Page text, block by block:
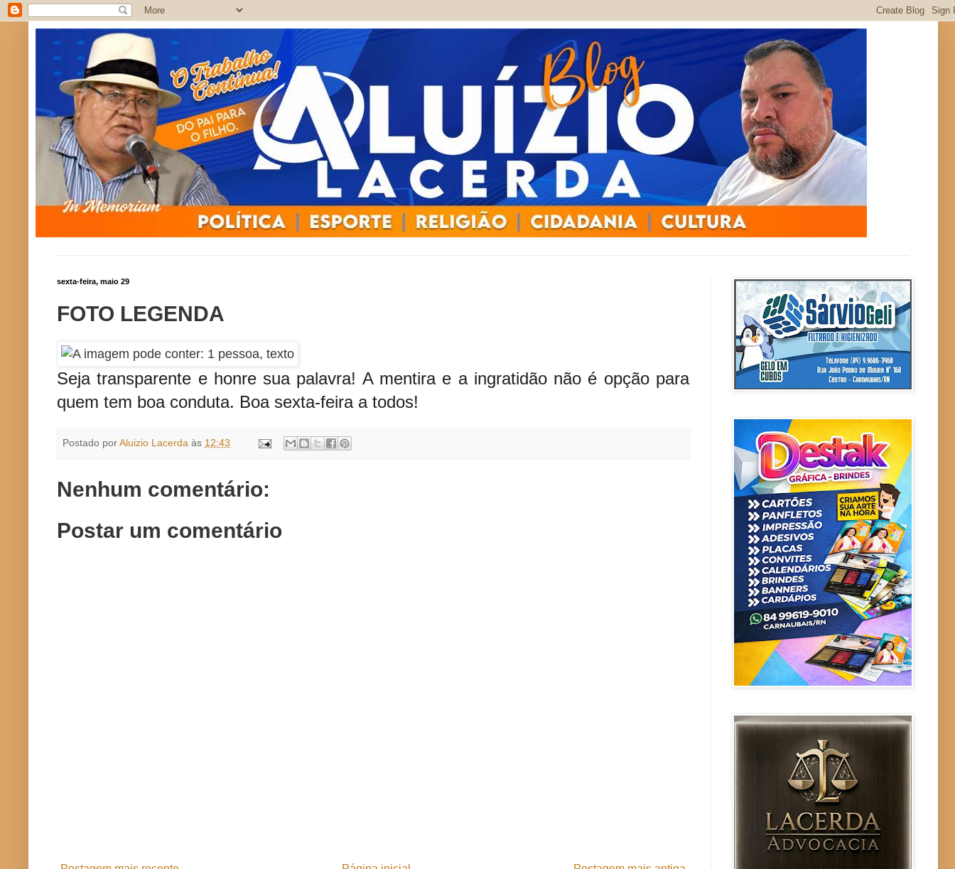
sexta-feira, maio 29
FOTO LEGENDA
Seja transparente e honre sua palavra! A mentira e a ingratidão não é opção para
quem tem boa conduta. Boa sexta-feira a todos!
Postado porAluizio Lacerda às 12:43
Nenhum comentário:
Postar um comentário